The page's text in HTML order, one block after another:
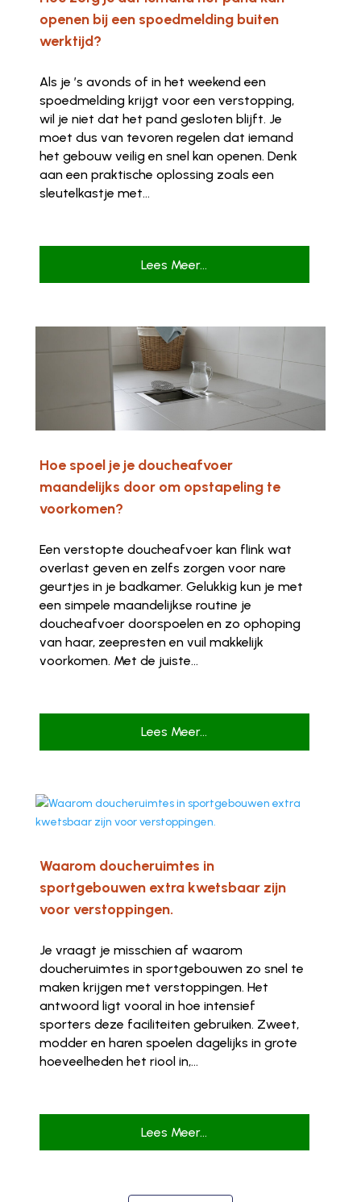
openen bij een spoedmelding buiten
werktijd?
Als je ’s avonds of in het weekend een
spoedmelding krijgt voor een verstopping,
wil je niet dat het pand gesloten blijft. Je
moet dus van tevoren regelen dat iemand
het gebouw veilig en snel kan openen. Denk
aan een praktische oplossing zoals een
sleutelkastje met...
Lees Meer...
Hoe spoel je je doucheafvoer
maandelijks door om opstapeling te
voorkomen?
Een verstopte doucheafvoer kan flink wat
overlast geven en zelfs zorgen voor nare
geurtjes in je badkamer. Gelukkig kun je met
een simpele maandelijkse routine je
doucheafvoer doorspoelen en zo ophoping
van haar, zeepresten en vuil makkelijk
voorkomen. Met de juiste...
Lees Meer...
Waarom doucheruimtes in
sportgebouwen extra kwetsbaar zijn
voor verstoppingen.
Je vraagt je misschien af waarom
doucheruimtes in sportgebouwen zo snel te
maken krijgen met verstoppingen. Het
antwoord ligt vooral in hoe intensief
sporters deze faciliteiten gebruiken. Zweet,
modder en haren spoelen dagelijks in grote
hoeveelheden het riool in,...
Lees Meer...